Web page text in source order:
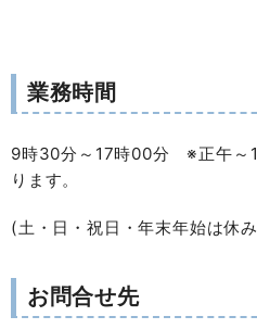
業務時間
9時30分～17時00分 ※正午～
ります。
(土・日・祝日・年末年始は休
お問合せ先